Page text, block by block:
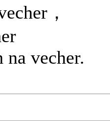
，
vecher.